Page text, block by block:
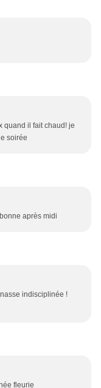
quand il fait chaud! je
soirée
après midi
indisciplinée !
fleurie